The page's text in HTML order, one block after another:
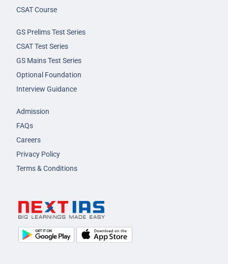
CSAT Course
GS Prelims Test Series
CSAT Test Series
GS Mains Test Series
Optional Foundation
Interview Guidance
Admission
FAQs
Careers
Privacy Policy
Terms & Conditions